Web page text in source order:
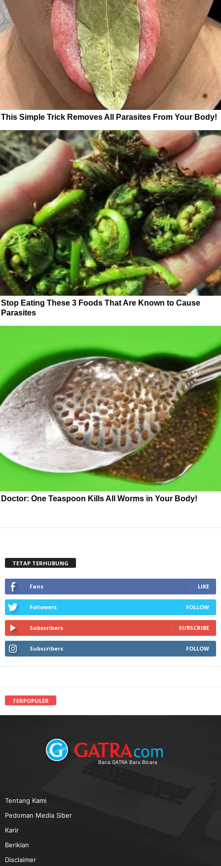
This Simple Trick Removes All Parasites From Your Body!
Stop Eating These 3 Foods That Are Known to Cause
Parasites
Doctor: One Teaspoon Kills All Worms in Your Body!
TETAP TERHUBUNG
Fans LIKE
Followers FOLLOW
Subscribers SUBSCRIBE
Subscribers FOLLOW